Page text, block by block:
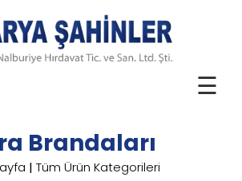
☰
Brandaları
| Tüm Ürün Kategorileri